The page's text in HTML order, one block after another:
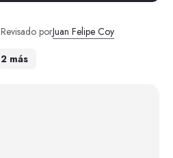
Revisado porJuan Felipe Coy
2 más